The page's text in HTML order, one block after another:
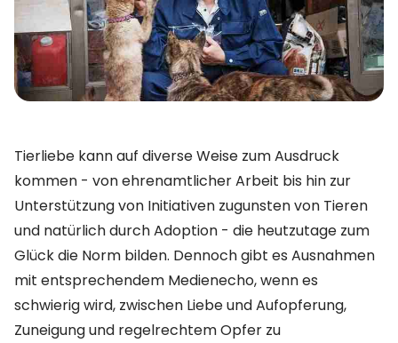
Tierliebe kann auf diverse Weise zum Ausdruck
kommen - von ehrenamtlicher Arbeit bis hin zur
Unterstützung von Initiativen zugunsten von Tieren
und natürlich durch Adoption - die heutzutage zum
Glück die Norm bilden. Dennoch gibt es Ausnahmen
mit entsprechendem Medienecho, wenn es
schwierig wird, zwischen Liebe und Aufopferung,
Zuneigung und regelrechtem Opfer zu